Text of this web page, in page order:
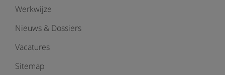
Werkwijze
Nieuws & Dossiers
Vacatures
Sitemap